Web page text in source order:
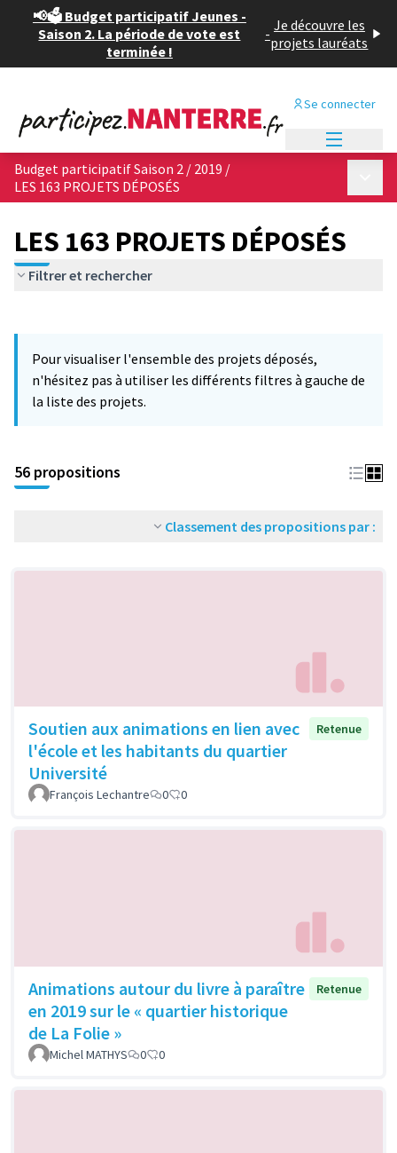
📢🗳️ Budget participatif Jeunes -
Saison 2. La période de vote est
terminée !
- Je découvre les
projets lauréats
Se connecter
Budget participatif Saison 2 / 2019 /
LES 163 PROJETS DÉPOSÉS
LES 163 PROJETS DÉPOSÉS
Filtrer et rechercher
−
Pour visualiser l'ensemble des projets déposés,
n'hésitez pas à utiliser les différents filtres à gauche de
la liste des projets.
56 propositions
Classement des propositions par :
Soutien aux animations en lien avec
l'école et les habitants du quartier
Université
Retenue
François Lechantre 0 0
Animations autour du livre à paraître
en 2019 sur le « quartier historique
de La Folie »
Retenue
Michel MATHYS 0 0